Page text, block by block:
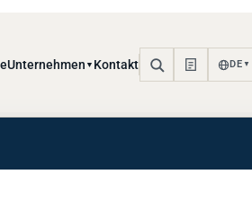
Kontakt DE